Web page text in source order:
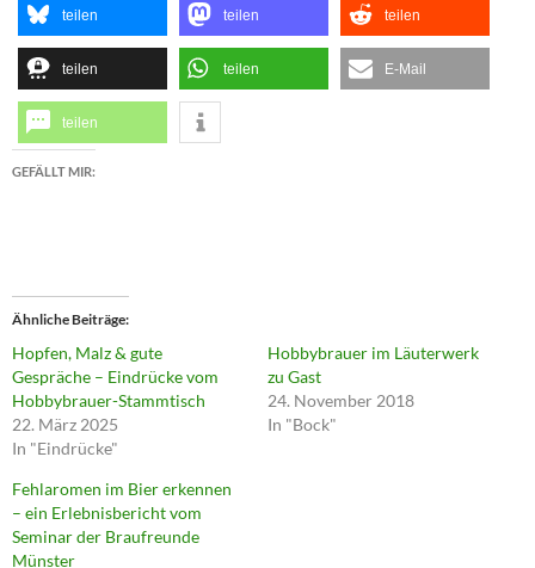
teilen teilen teilen
teilen teilen E-Mail
teilen
GEFÄLLT MIR:
Ähnliche Beiträge
Hopfen, Malz & gute
Gespräche – Eindrücke vom
Hobbybrauer-Stammtisch
22. März 2025
In "Eindrücke"
Hobbybrauer im Läuterwerk
zu Gast
24. November 2018
In "Bock"
Fehlaromen im Bier erkennen
– ein Erlebnisbericht vom
Seminar der Braufreunde
Münster